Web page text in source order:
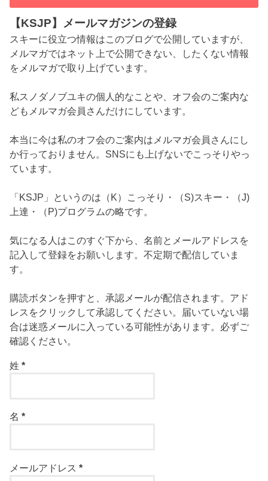
【KSJP】メールマガジンの登録
スキーに役立つ情報はこのブログで公開していますが、
メルマガではネット上で公開できない、したくない情報
をメルマガで取り上げています。
私スノダノブユキの個人的なことや、オフ会のご案内な
どもメルマガ会員さんだけにしています。
本当に今は私のオフ会のご案内はメルマガ会員さんにし
か行っておりません。SNSにも上げないでこっそりやっ
ています。
「KSJP」というのは（K）こっそり・（S)スキー・（J)
上達・（P)プログラムの略です。
気になる人はこのすぐ下から、名前とメールアドレスを
記入して登録をお願いします。不定期で配信していま
す。
購読ボタンを押すと、承認メールが配信されます。アド
レスをクリックして承認してください。届いていない場
合は迷惑メールに入っている可能性があります。必ずご
確認ください。
姓*
名*
メールアドレス*